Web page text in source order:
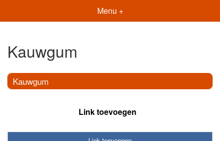
Menu +
Kauwgum
Kauwgum
Link toevoegen